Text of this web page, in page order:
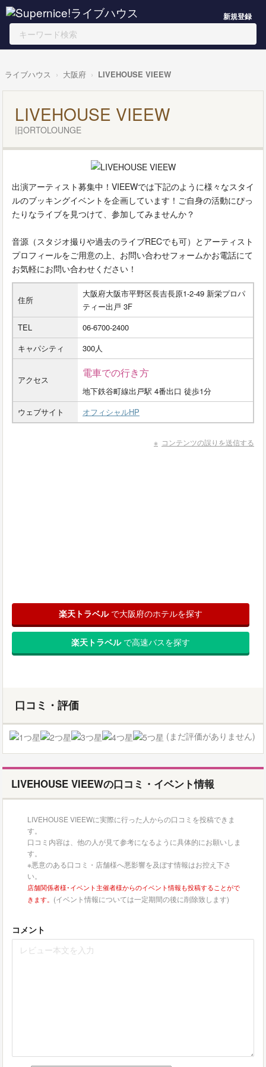
新規登録
ライブハウス 大阪府 LIVEHOUSE VIEEW
LIVEHOUSE VIEEW
旧ORTOLOUNGE
出演アーティスト募集中！VIEEWでは下記のように様々なスタイ
ルのブッキングイベントを企画しています！ご自身の活動にぴっ
たりなライブを見つけて、参加してみませんか？
音源（スタジオ撮りや過去のライブRECでも可）とアーティスト
プロフィールをご用意の上、お問い合わせフォームかお電話にて
お気軽にお問い合わせください！
住所
大阪府大阪市平野区長吉長原1-2-49 新栄プロパ
ティー出戸 3F
TEL
06-6700-2400
キャパシティ
300人
アクセス
電車での行き方
地下鉄谷町線出戸駅 4番出口 徒歩1分
ウェブサイト
オフィシャルHP
コンテンツの誤りを送信する
楽天トラベルで大阪府のホテルを探す
楽天トラベルで高速バスを探す
口コミ・評価
(まだ評価がありません)
LIVEHOUSE VIEEWの口コミ・イベント情報
LIVEHOUSE VIEEWに実際に行った人からの口コミを投稿できま
す。
口コミ内容は、他の人が見て参考になるように具体的にお願いしま
す。
※悪意のある口コミ・店舗様へ悪影響を及ぼす情報はお控え下さ
い。
店舗関係者様･イベント主催者様からのイベント情報も投稿することがで
きます。 (イベント情報については一定期間の後に削除致します)
コメント